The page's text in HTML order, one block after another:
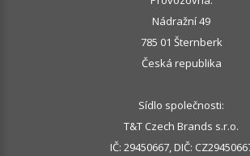
Nádražní 49
785 01 Šternberk
Česká republika
Sídlo společnosti:
T&T Czech Brands s.r.o.
IČ: 29450667, DIČ: